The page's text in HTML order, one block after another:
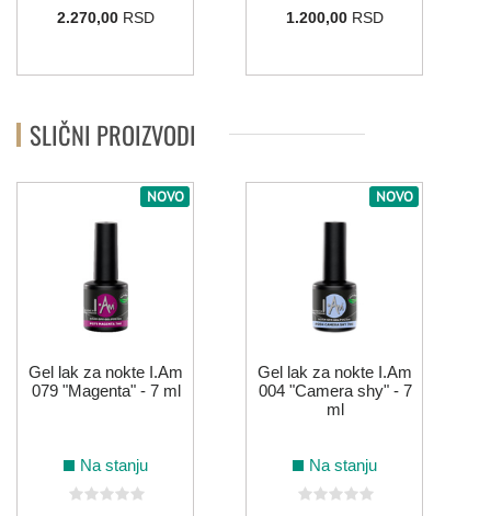
133
ŽUTA
122
2.270,00RSD 1.200,00RSD
SLIČNI PROIZVODI
NOVO
Gel lak za nokte I.Am
079 "Magenta" - 7 ml
Na stanju
NOVO
Gel lak za nokte I.Am
004 "Camera shy" - 7
ml
Na stanju